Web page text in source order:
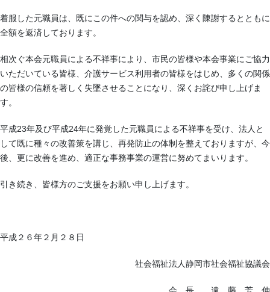
着服した元職員は、既にこの件への関与を認め、深く陳謝するとともに
全額を返済しております。
相次ぐ本会元職員による不祥事により、市民の皆様や本会事業にご協力
いただいている皆様、介護サービス利用者の皆様をはじめ、多くの関係
の皆様の信頼を著しく失墜させることになり、深くお詫び申し上げま
す。
平成23年及び平成24年に発覚した元職員による不祥事を受け、法人と
して既に種々の改善策を講じ、再発防止の体制を整えておりますが、今
後、更に改善を進め、適正な事務事業の運営に努めてまいります。
引き続き、皆様方のご支援をお願い申し上げます。
平成２６年２月２８日
社会福祉法人静岡市社会福祉協議会